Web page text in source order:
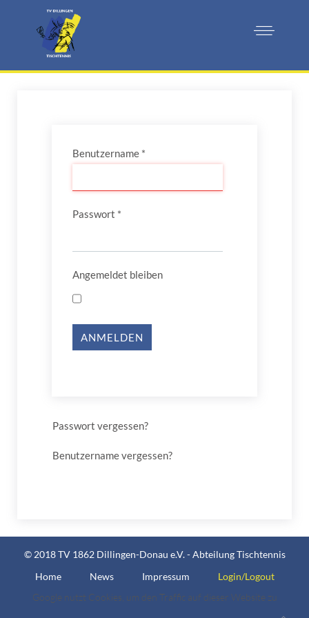
Benutzername *
Passwort *
Angemeldet bleiben
ANMELDEN
Passwort vergessen?
Benutzername vergessen?
© 2018 TV 1862 Dillingen-Donau e.V. - Abteilung Tischtennis
Home
News Impressum
Login/Logout
Google nutzt Cookies, um den Traffic auf dieser Website zu